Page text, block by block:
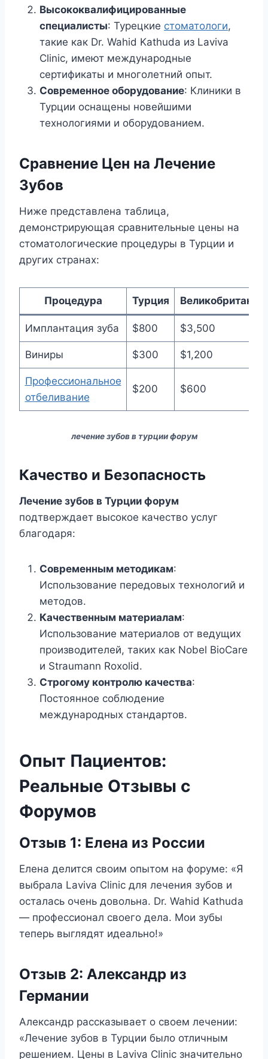
Высококвалифицированные
специалисты: Турецкие стоматологи,
такие как Dr. Wahid Kathuda из Laviva
Clinic, имеют международные
сертификаты и многолетний опыт.
Современное оборудование: Клиники в
Турции оснащены новейшими
технологиями и оборудованием.
Сравнение Цен на Лечение
Зубов
Ниже представлена таблица,
демонстрирующая сравнительные цены на
стоматологические процедуры в Турции и
других странах:
Процедура Турция Великобритания
Имплантация зуба $800 $3,500
Виниры $300 $1,200
Профессиональное
отбеливание
$200 $600
лечение зубов в турции форум
Качество и Безопасность
Лечение зубов в Турции форум
подтверждает высокое качество услуг
благодаря:
Современным методикам:
Использование передовых технологий и
методов.
Качественным материалам:
Использование материалов от ведущих
производителей, таких как Nobel BioCare
и Straumann Roxolid.
Строгому контролю качества:
Постоянное соблюдение
международных стандартов.
Опыт Пациентов:
Реальные Отзывы с
Форумов
Отзыв 1: Елена из России
Елена делится своим опытом на форуме: «Я
выбрала Laviva Clinic для лечения зубов и
осталась очень довольна. Dr. Wahid Kathuda
— профессионал своего дела. Мои зубы
теперь выглядят идеально!»
Отзыв 2: Александр из
Германии
Александр рассказывает о своем лечении:
«Лечение зубов в Турции было отличным
решением. Цены в Laviva Clinic значительно